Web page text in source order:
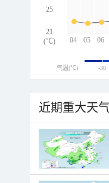
04 05 06
25
21
(℃)
气温(℃) -30
近期重大天